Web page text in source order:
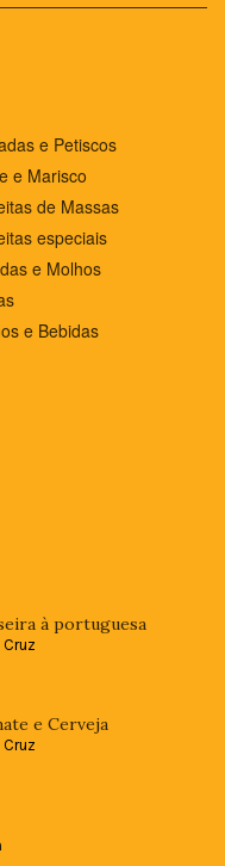
e Petiscos
e Marisco
de Massas
especiais
e Molhos
e Bebidas
à portuguesa
e Cerveja